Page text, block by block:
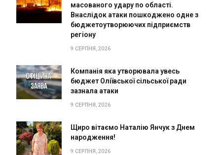
масованого удару по області.
Внаслідок атаки пошкоджено одне з
бюджетоутворюючих підприємств
регіону
9 СЕРПНЯ, 2026
Компанія яка утворювала увесь
бюджет Оліївської сільської ради
зазнала атаки
9 СЕРПНЯ, 2026
Щиро вітаємо Наталію Янчук з Днем
народження!
9 СЕРПНЯ, 2026